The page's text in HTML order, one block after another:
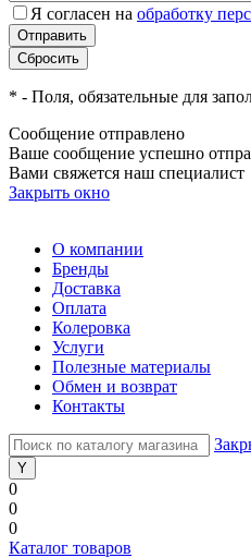
Я согласен на обработку
* - Поля, обязательные для
Сообщение отправлено
Ваше сообщение успешно
Вами свяжется наш специалист
Закрыть окно
О компании
Бренды
Доставка
Оплата
Колеровка
Услуги
Полезные материалы
Обмен и возврат
Контакты
0
0
0
Каталог товаров